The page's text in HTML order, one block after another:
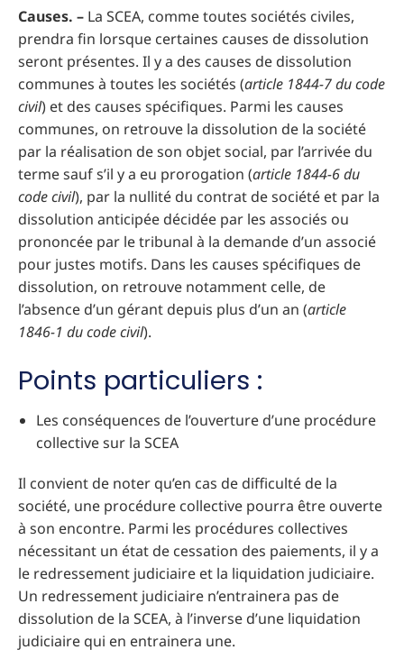
Causes. – La SCEA, comme toutes sociétés civiles,
prendra fin lorsque certaines causes de dissolution
seront présentes. Il y a des causes de dissolution
communes à toutes les sociétés (article 1844-7 du code
civil) et des causes spécifiques. Parmi les causes
communes, on retrouve la dissolution de la société
par la réalisation de son objet social, par l’arrivée du
terme sauf s’il y a eu prorogation (article 1844-6 du
code civil), par la nullité du contrat de société et par la
dissolution anticipée décidée par les associés ou
prononcée par le tribunal à la demande d’un associé
pour justes motifs. Dans les causes spécifiques de
dissolution, on retrouve notamment celle, de
l’absence d’un gérant depuis plus d’un an (article
1846-1 du code civil).
Points particuliers :
Les conséquences de l’ouverture d’une procédure
collective sur la SCEA
Il convient de noter qu’en cas de difficulté de la
société, une procédure collective pourra être ouverte
à son encontre. Parmi les procédures collectives
nécessitant un état de cessation des paiements, il y a
le redressement judiciaire et la liquidation judiciaire.
Un redressement judiciaire n’entrainera pas de
dissolution de la SCEA, à l’inverse d’une liquidation
judiciaire qui en entrainera une.